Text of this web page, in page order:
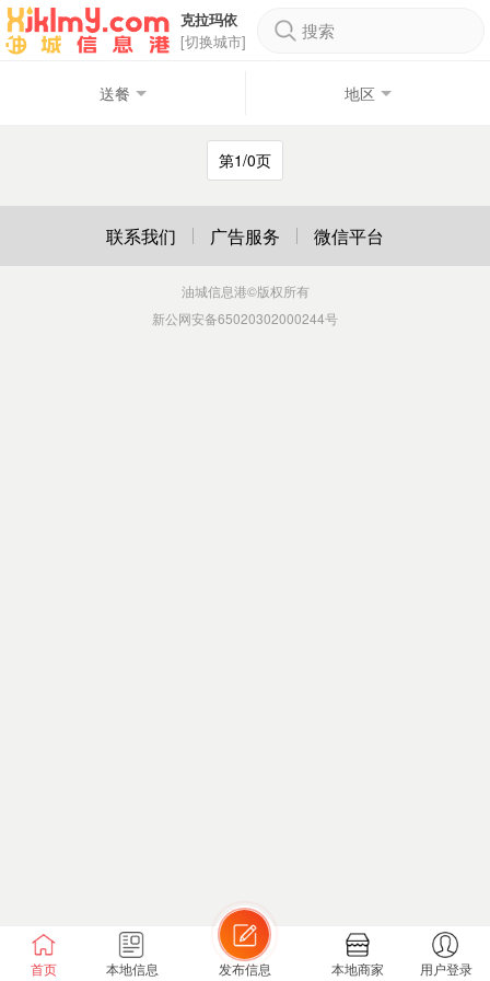
克拉玛依
[切换城市]
搜索
送餐 地区
第1/0页
首页 本地信息 发布信息 本地商家 用户登录
联系我们 广告服务 微信平台
油城信息港©版权所有
新公网安备65020302000244号